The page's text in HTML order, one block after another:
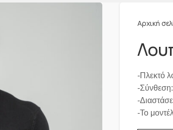
Αρχική
-Πλεκτό
-
-
-Το